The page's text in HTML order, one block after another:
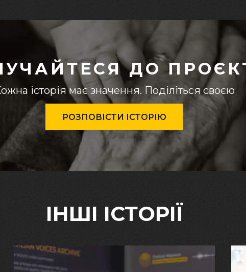
ДО
історія має значення. Поділіться своєю
РОЗПОВІСТИ ІСТОРІЮ
ІНШІ ІСТОРІЇ